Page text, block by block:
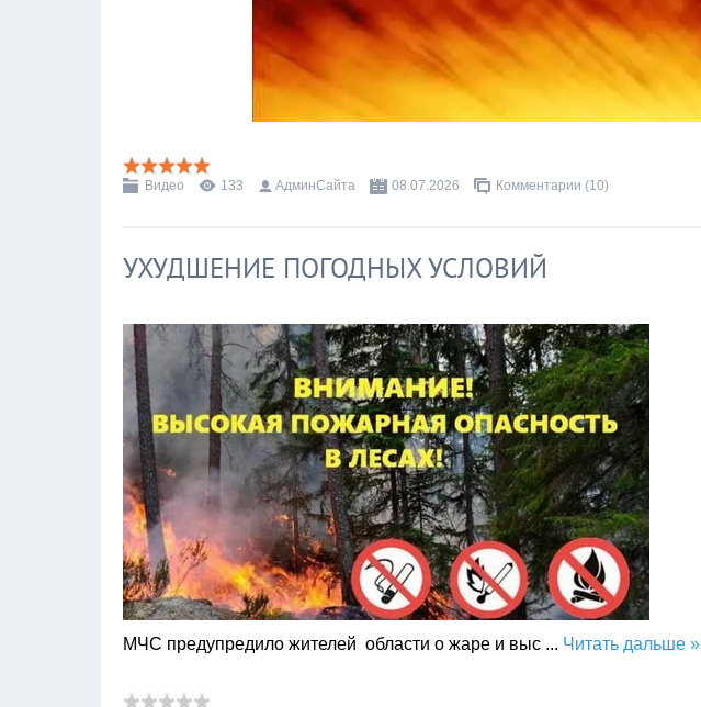
Видео 133 АдминСайта 08.07.2026 Комментарии (10)
УХУДШЕНИЕ ПОГОДНЫХ УСЛОВИЙ
МЧС предупредило жителей области о жаре и выс ... Читать дальше »